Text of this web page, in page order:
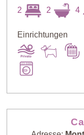
2 2 4
Einrichtungen